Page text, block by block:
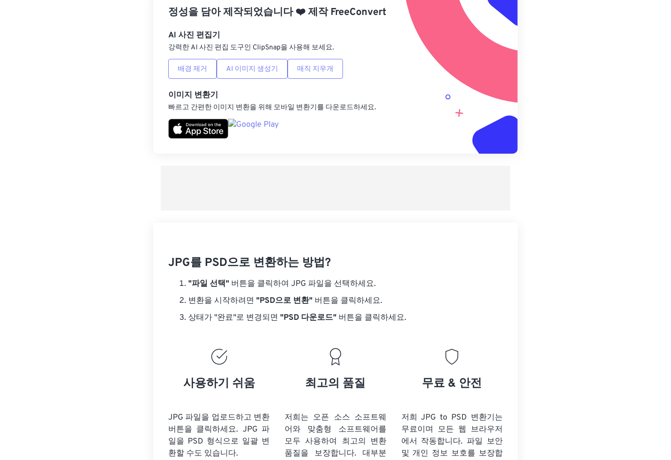
사전 설정으로 저장
정성을 담아 제작되었습니다❤️제작FreeConvert
AI 사진 편집기
강력한 AI 사진 편집 도구인 ClipSnap을 사용해 보세요.
배경 제거 AI 이미지 생성기 매직 지우개
이미지 변환기
빠르고 간편한 이미지 변환을 위해 모바일 변환기를 다운로드하세요.
JPG를 PSD으로 변환하는 방법?
"파일 선택" 버튼을 클릭하여 JPG 파일을 선택하세요.
변환을 시작하려면 "PSD으로 변환" 버튼을 클릭하세요.
상태가 "완료"로 변경되면 "PSD 다운로드" 버튼을 클릭하세요.
사용하기 쉬움
JPG 파일을 업로드하고 변환
버튼을 클릭하세요. JPG 파
일을 PSD 형식으로 일괄 변
환할 수도 있습니다.
최고의 품질
저희는 오픈 소스 소프트웨
어와 맞춤형 소프트웨어를
모두 사용하여 최고의 변환
품질을 보장합니다. 대부분
무료 & 안전
저희 JPG to PSD 변환기는
무료이며 모든 웹 브라우저
에서 작동합니다. 파일 보안
및 개인 정보 보호를 보장합